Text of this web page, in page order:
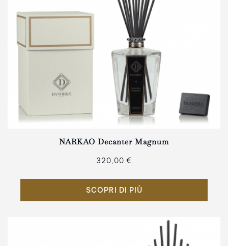
NARKAO Decanter Magnum
320,00 €
SCOPRI DI PIÙ